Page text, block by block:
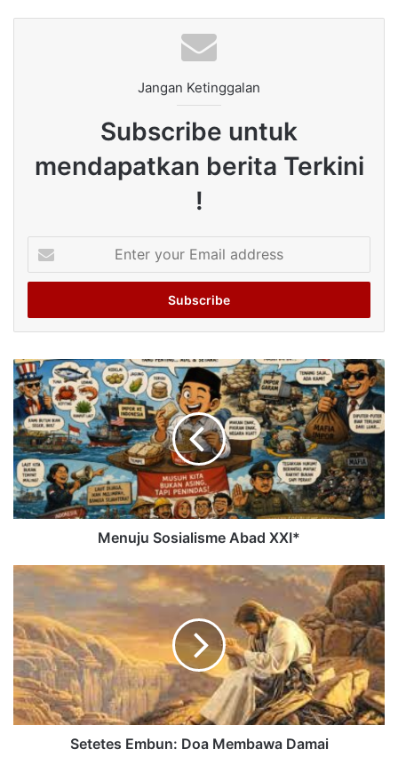
Jangan Ketinggalan
Subscribe untuk
mendapatkan berita Terkini
!
your
Email
Menuju Sosialisme Abad XXI*
Setetes Embun: Doa Membawa Damai